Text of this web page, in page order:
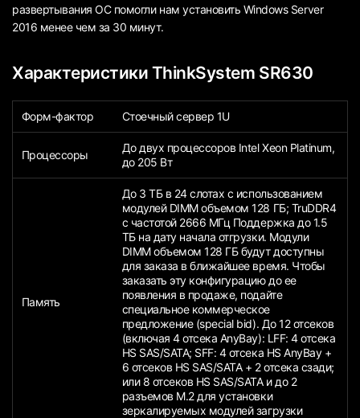
развертывания ОС помогли нам установить Windows Server
2016 менее чем за 30 минут.
Характеристики ThinkSystem SR630
Форм-фактор Стоечный сервер 1U
Процессоры
До двух процессоров Intel Xeon Platinum,
до 205 Вт
Память
До 3 ТБ в 24 слотах с использованием
модулей DIMM объемом 128 ГБ; TruDDR4
с частотой 2666 МГц Поддержка до 1.5
ТБ на дату начала отгрузки. Модули
DIMM объемом 128 ГБ будут доступны
для заказа в ближайшее время. Чтобы
заказать эту конфигурацию до ее
появления в продаже, подайте
специальное коммерческое
предложение (special bid). До 12 отсеков
(включая 4 отсека AnyBay): LFF: 4 отсека
HS SAS/SATA; SFF: 4 отсека HS AnyBay +
6 отсеков HS SAS/SATA + 2 отсека сзади;
или 8 отсеков HS SAS/SATA и до 2
разъемов M.2 для установки
зеркалируемых модулей загрузки